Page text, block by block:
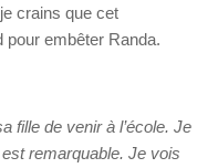
crains que cet
pour embêter Randa.
fille de venir à l’école. Je
remarquable. Je vois